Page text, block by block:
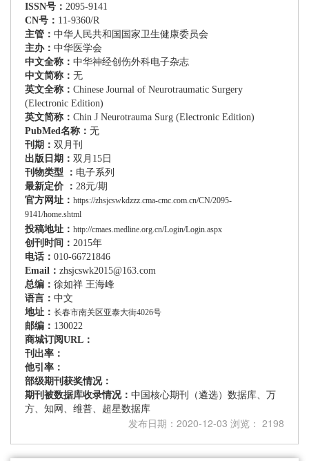
ISSN号： 2095-9141
CN号： 11-9360/R
主管： 中华人民共和国国家卫生健康委员会
主办： 中华医学会
中文全称： 中华神经创伤外科电子杂志
中文简称： 无
英文全称： Chinese Journal of Neurotraumatic Surgery
(Electronic Edition)
英文简称： Chin J Neurotrauma Surg (Electronic Edition)
PubMed 名称： 无
刊期： 双月刊
出版日期： 双月15日
刊物类型 ： 电子系列
最新定价 ： 28元/期
官方网址： https://zhsjcswkdzzz.cma-cmc.com.cn/CN/2095-
9141/home.shtml
投稿地址： http://cmaes.medline.org.cn/Login/Login.aspx
创刊时间： 2015年
电话： 010-66721846
Email ： zhsjcswk2015@163.com
总编： 徐如祥 王海峰
语言： 中文
地址： 长春市南关区亚泰大街4026号
邮编： 130022
商城订阅URL：
刊出率：
他引率：
部级期刊获奖情况：
期刊被数据库收录情况： 中国核心期刊（遴选）数据库、万
方、知网、维普、超星数据库
发布日期：2020-12-03 浏览： 2198